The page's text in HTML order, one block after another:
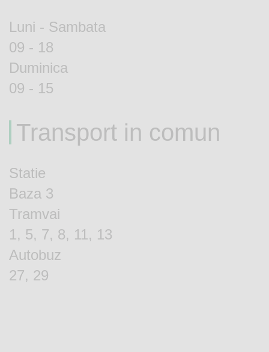
Luni - Sambata
09 - 18
Duminica
09 - 15
Transport in comun
Statie
Baza 3
Tramvai
1, 5, 7, 8, 11, 13
Autobuz
27, 29